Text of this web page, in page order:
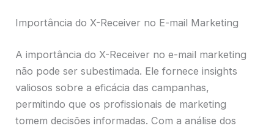
Importância do X-Receiver no E-mail Marketing
A importância do X-Receiver no e-mail marketing
não pode ser subestimada. Ele fornece insights
valiosos sobre a eficácia das campanhas,
permitindo que os profissionais de marketing
tomem decisões informadas. Com a análise dos